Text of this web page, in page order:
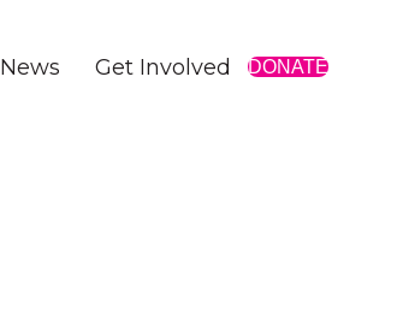
News Get Involved DONATE